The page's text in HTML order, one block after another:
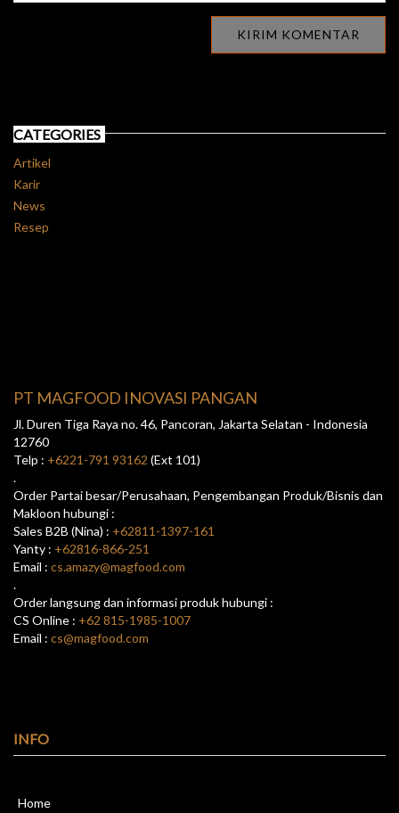
CATEGORIES
Artikel
Karir
News
Resep
PT MAGFOOD INOVASI PANGAN
Jl. Duren Tiga Raya no. 46, Pancoran, Jakarta Selatan - Indonesia
12760
Telp : +6221-791 93162 (Ext 101)
.
Order Partai besar/Perusahaan, Pengembangan Produk/Bisnis dan
Makloon hubungi :
Sales B2B (Nina) : +62811-1397-161
Yanty : +62816-866-251
Email : cs.amazy@magfood.com
.
Order langsung dan informasi produk hubungi :
CS Online : +62 815-1985-1007
Email : cs@magfood.com
INFO
Home